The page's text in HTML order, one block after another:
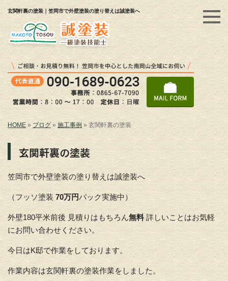
玄関軒裏の塗装｜笠岡市で外壁塗装の塗り替えは誠塗装へ
HOME» ブログ» 施工事例 » 玄関軒裏の塗装
玄関軒裏の塗装
笠岡市で外壁塗装の塗り替えは誠塗装へ
（フッソ塗装 70万円パック実施中）
外壁180平米前後 見積りはもちろん無料詳しいことはお気軽
にお問い合わせください。
今日はK邸で作業をしております。
作業内容は玄関軒裏の塗装作業をしました。